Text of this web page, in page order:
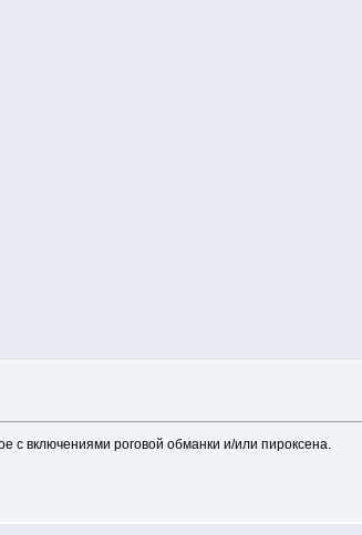
с включениями роговой обманки и/или пироксена.